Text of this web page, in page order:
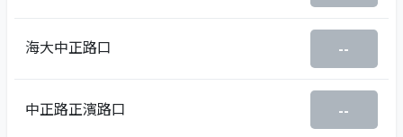
海大中正路口 --
中正路正濱路口 --